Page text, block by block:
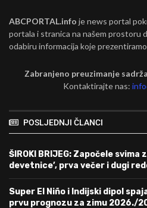
ABCPORTAL.info je news portal
portala i stranica na našem prostoru
odabiru informacija koje
Zabranjeno preuzimanje
Kontaktirajte nas:
POSLJEDNJI ČLANCI
ŠIROKI BRIJEG: Započele
devetnice’, prva večer i dugi
Super El Niño i Indijski dipol
prvu prognozu za zimu 2026./